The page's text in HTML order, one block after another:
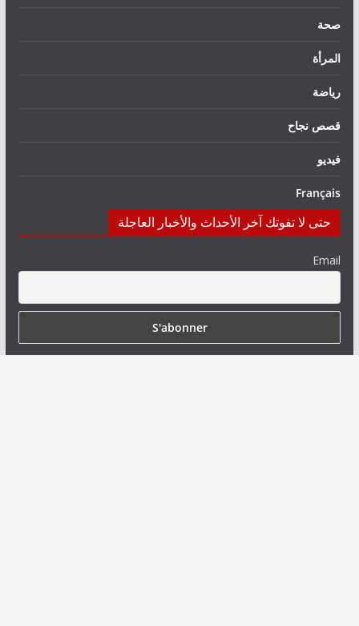
صحة
المرأة
رياضة
قصص نجاح
فيديو
Français
حتى لا تفوتك آخر الأحداث والأخبار العاجلة
Email